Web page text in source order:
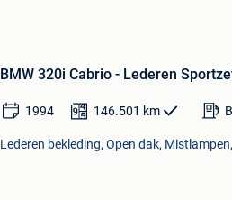
BMW 320i Cabrio - Lederen
1994 146.501 km
Lederen bekleding, Open dak,